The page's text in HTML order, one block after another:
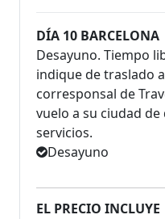
DÍA 10 BARCELONA
Desayuno. Tiempo
indique de traslado
corresponsal de
vuelo a su ciudad
servicios.
Desayuno
EL PRECIO INCLUYE